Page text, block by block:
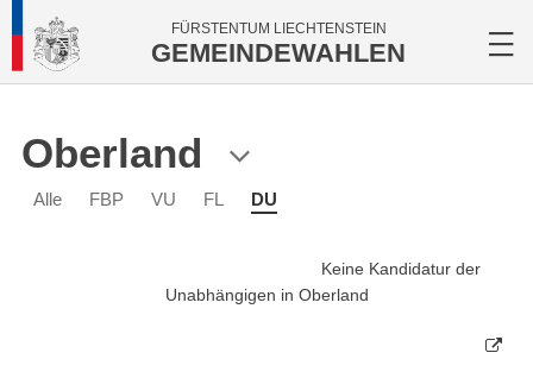
FÜRSTENTUM LIECHTENSTEIN
GEMEINDEWAHLEN
Oberland
Alle FBP VU FL DU
Keine Kandidatur der
Unabhängigen in Oberland